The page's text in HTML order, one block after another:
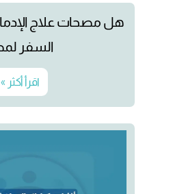
هل مصحات علاج
السفر
اقرأ أكثر »